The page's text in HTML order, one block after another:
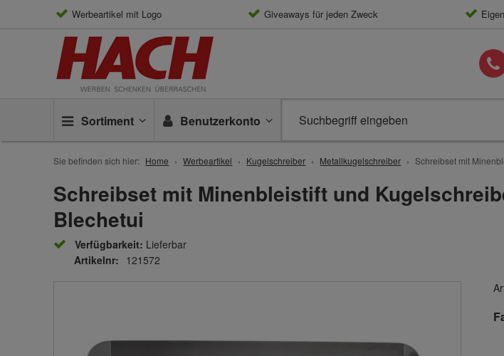
Werbeartikel mit Logo Giveaways für jeden Zweck
Sortiment Benutzerkonto
Sie befinden sich hier: Home Werbeartikel Kugelschreiber Metallkugelschreiber Schreibset mit
Schreibset mit Minenbleistift und
Blechetui
Verfügbarkeit: Lieferbar
Artikelnr: 121572